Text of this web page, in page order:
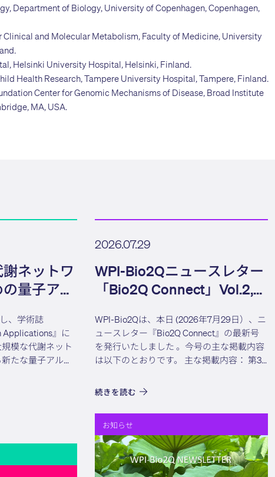
Department of Biology, University of Copenhagen, Copenhagen,
Clinical and Molecular Metabolism, Faculty of Medicine, University
Helsinki University Hospital, Helsinki, Finland.
Health Research, Tampere University Hospital, Tampere, Finland.
Center for Genomic Mechanisms of Disease, Broad Institute
MA, USA.
謝ネットワ
量子アル
、学術誌
Applications』に
模な代謝ネット
たな量子アルゴ
FBA）に量子内
お知らせ
2026.07.29
WPI-Bio2Qニュースレター
「Bio2Q Connect」Vol.2,
WPI-Bio2Qは、本日 (2026年7月29日）、ニ
ュースレター『Bio2Q Connect』の最新号
を発行いたしました 。今号の主な掲載内容
は以下のとおりです。 主な掲載内容： 第3
イバーシティ・マネジ...
続きを読む